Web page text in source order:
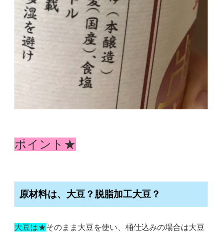
ポイント★
原材料は、大豆？脱脂加工大豆？
大豆は★そのまま大豆を使い、桶仕込みの場合は大豆